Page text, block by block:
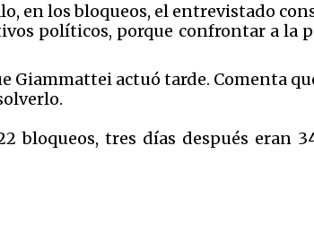
en los bloqueos, el entrevistado
políticos, porque confrontar a la
Giammattei actuó tarde. Comenta
bloqueos, tres días después eran